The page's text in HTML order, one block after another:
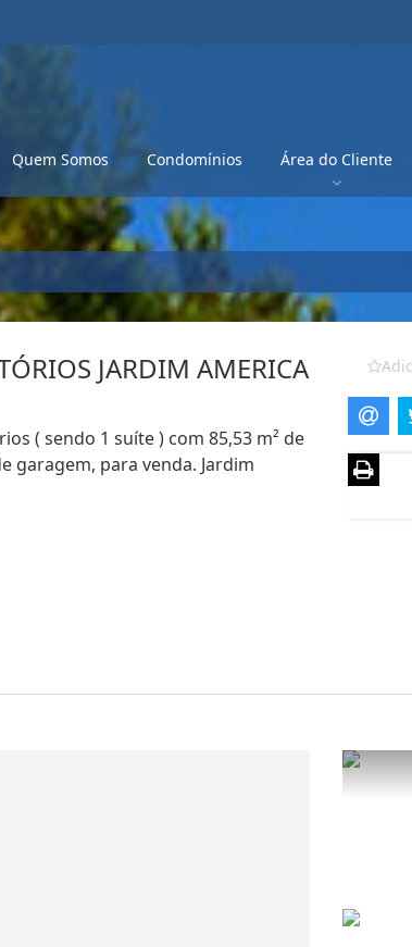
Quem Somos Condomínios Área do Cliente
JARDIM AMERICA
( sendo 1 suíte ) com 85,53 m² de
garagem, para venda. Jardim